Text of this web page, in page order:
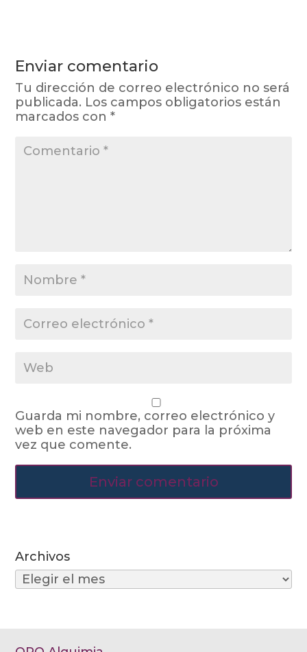
Enviar comentario
Tu dirección de correo electrónico no será
publicada. Los campos obligatorios están
marcados con*
Guarda mi nombre, correo electrónico y
web en este navegador para la próxima
vez que comente.
Archivos
Archivos